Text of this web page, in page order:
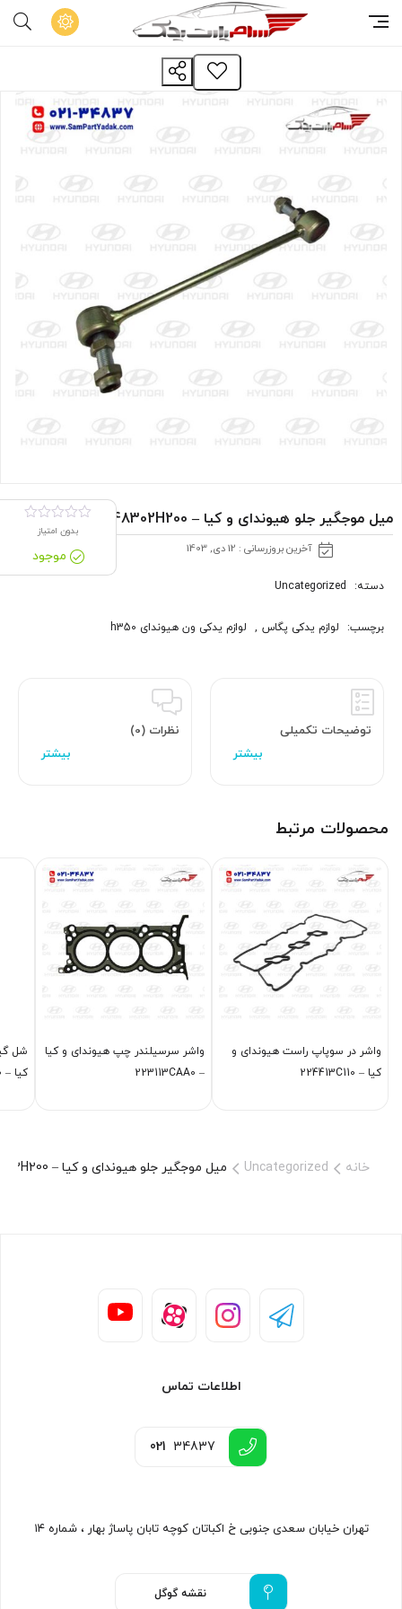
ميل موجگير جلو هیوندای و کیا – 548302H200
آخرین بروزرسانی : 12 دی, 1403
بدون امتیاز
موجود
دسته: Uncategorized
برچسب: لوازم یدکی پگاس , لوازم یدکی ون هیوندای h350
توضیحات تکمیلی نظرات (0)
محصولات مرتبط
واشر در سوپاپ راست هیوندای و
کیا – 224413C110
واشر سرسيلندر چپ هیوندای و کیا
– 223113CAA0
شل
کیا – 868113L000
خانه Uncategorized ميل موجگير جلو هیوندای و کیا – 548302H200
اطلاعات تماس
021 34837
تهران خیابان سعدی جنوبی خ اکباتان کوچه تابان پاساژ بهار ، شماره ۱۴
نقشه گوگل